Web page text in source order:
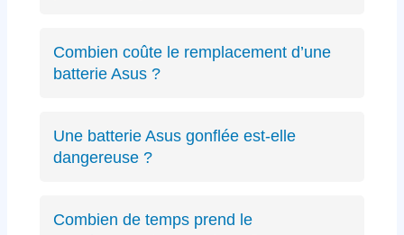
spécifique Asus ou des cycles de charge
excessifs. Undiagnostic précis
Combien coûte le remplacement d’une
batterie Asus ?
à partir de 89€ selon le modèle, avec un devis
transparent avant intervention.
Une batterie Asus gonflée est-elle
dangereuse ?
risques de sécurité. Éteignez immédiatement
Combien de temps prend le